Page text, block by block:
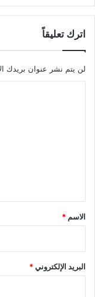
اترك تعليقاً
لن يتم نشر عنوان بريدك
*
الاسم *
البريد الإلكتروني*